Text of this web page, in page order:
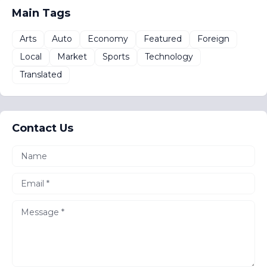
Main Tags
Arts Auto Economy Featured
Foreign
Local
Market Sports
Technology
Translated
Contact Us